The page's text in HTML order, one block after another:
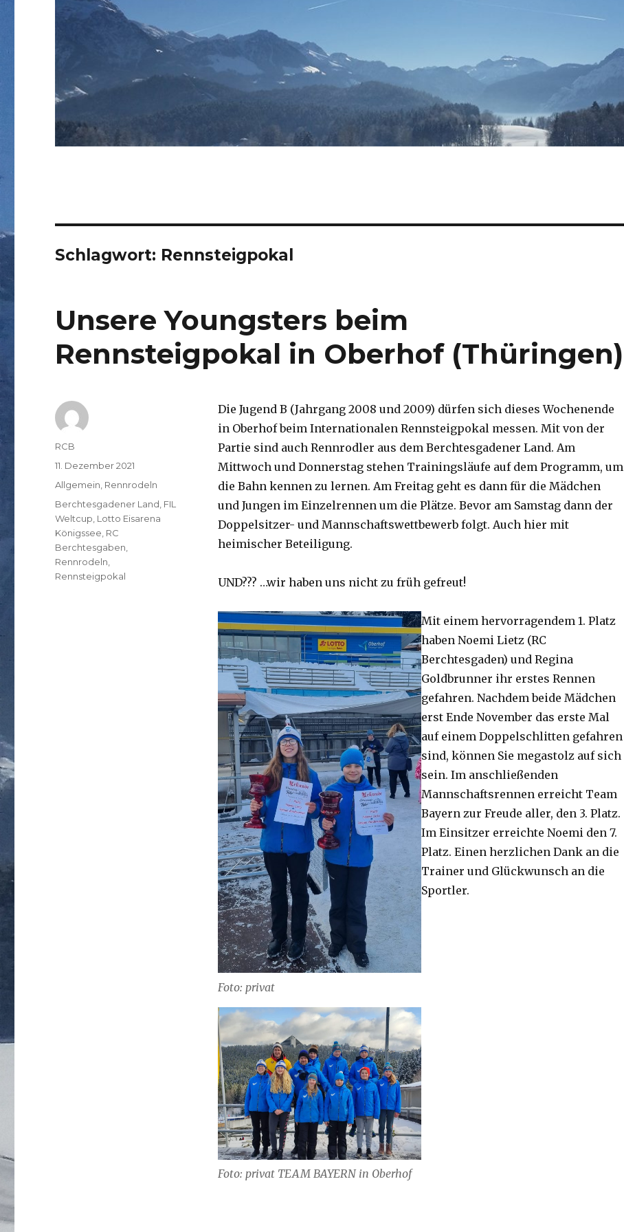
Schlagwort: Rennsteigpokal
Unsere Youngsters beim
Rennsteigpokal in Oberhof (Thüringen)
Die Jugend B (Jahrgang 2008 und 2009) dürfen sich dieses Wochenende
in Oberhof beim Internationalen Rennsteigpokal messen. Mit von der
Partie sind auch Rennrodler aus dem Berchtesgadener Land. Am
Mittwoch und Donnerstag stehen Trainingsläufe auf dem Programm, um
die Bahn kennen zu lernen. Am Freitag geht es dann für die Mädchen
und Jungen im Einzelrennen um die Plätze. Bevor am Samstag dann der
Doppelsitzer- und Mannschaftswettbewerb folgt. Auch hier mit
heimischer Beteiligung.
UND??? …wir haben uns nicht zu früh gefreut!
Foto: privat
Foto: privat TEAM BAYERN in Oberhof
Mit einem hervorragendem 1. Platz
haben Noemi Lietz (RC
Berchtesgaden) und Regina
Goldbrunner ihr erstes Rennen
gefahren. Nachdem beide Mädchen
erst Ende November das erste Mal
auf einem Doppelschlitten gefahren
sind, können Sie megastolz auf sich
sein. Im anschließenden
Mannschaftsrennen erreicht Team
Bayern zur Freude aller, den 3. Platz.
Im Einsitzer erreichte Noemi den 7.
Platz. Einen herzlichen Dank an die
Trainer und Glückwunsch an die
Sportler.
Autor
RCB
Veröffentlicht
am
11. Dezember 2021
Kategorien
Allgemein, Rennrodeln
Schlagwörter
Berchtesgadener Land, FIL
Weltcup, Lotto Eisarena
Königssee, RC
Berchtesgaben,
Rennrodeln,
Rennsteigpokal